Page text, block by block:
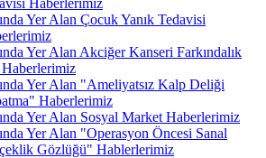
Yer Alan Çocuk Yanık Tedavisi
Yer Alan Akciğer Kanseri Farkındalık
Haberlerimiz
Yer Alan "Ameliyatsız Kalp Deliği
Haberlerimiz
Yer Alan Sosyal Market Haberlerimiz
Yer Alan "Operasyon Öncesi Sanal
Gözlüğü" Hablerlerimiz